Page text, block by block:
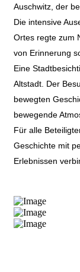
Auschwitz, der
Die intensive
Ortes regte zum
von Erinnerung
Eine
Altstadt. Der
bewegten
bewegende
Für alle
Geschichte mit
Erlebnissen